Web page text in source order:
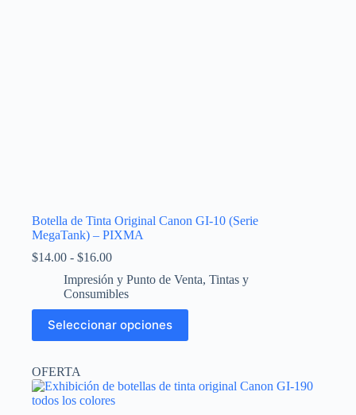
Botella de Tinta Original Canon GI-10 (Serie
MegaTank) – PIXMA
$14.00 - $16.00Rango
precios:
desde
$14.00
hasta
$16.00
Impresión y Punto de Venta, Tintas y
Consumibles
Seleccionar opciones
Este
producto
tiene
variantes.
Las
opciones
OFERTA